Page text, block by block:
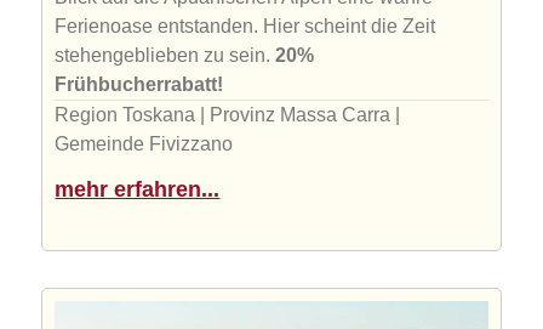
Ferienoase entstanden. Hier scheint die Zeit
stehengeblieben zu sein.20%
Frühbucherrabatt!
Region Toskana | Provinz Massa Carra |
Gemeinde Fivizzano
mehr erfahren...